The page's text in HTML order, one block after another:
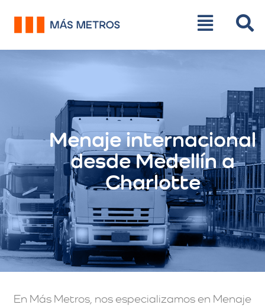
Menaje internacional
desde Medellín a
Charlotte
En Más Metros, nos especializamos en Menaje